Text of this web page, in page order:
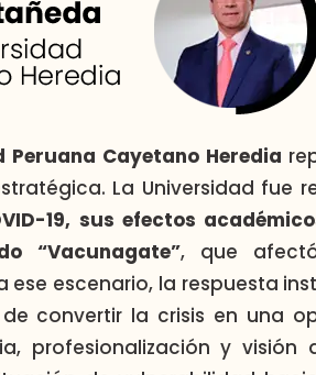
Peruana Cayetano Heredia
La Universidad fue
19, sus efectos
“Vacunagate”, que
escenario, la respuesta
convertir la crisis en una
profesionalización y visión